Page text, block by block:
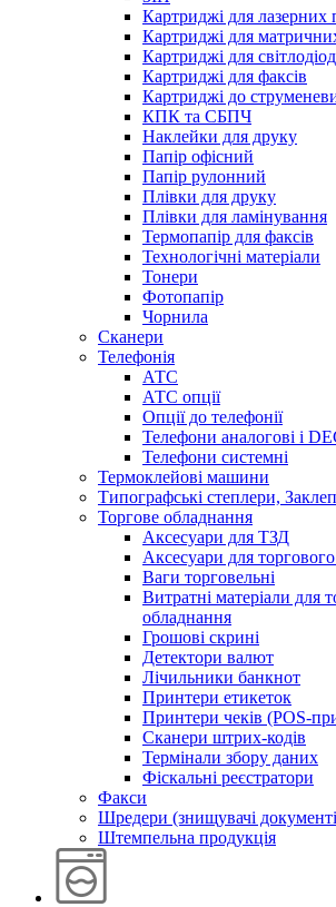
Картриджі для лазерних
Картриджі для
Картриджі для
Картриджі для факсів
Картриджі до
КПК та СБПЧ
Наклейки для друку
Папір офісний
Папір рулонний
Плівки для друку
Плівки для ламінування
Термопапір для факсів
Технологічні матеріали
Тонери
Фотопапір
Чорнила
Сканери
Телефонія
АТС
АТС опції
Опції до телефонії
Телефони аналогові і
Телефони системні
Термоклейові машини
Типографські степлери,
Торгове обладнання
Аксесуари для ТЗД
Аксесуари для
Ваги торговельні
Витратні матеріали для
обладнання
Грошові скрині
Детектори валют
Лічильники банкнот
Принтери етикеток
Принтери чеків (POS-
Сканери штрих-кодів
Термінали збору даних
Фіскальні реєстратори
Факси
Шредери (знищувачі
Штемпельна продукція